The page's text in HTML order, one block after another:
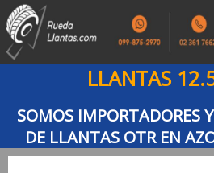
LLANTAS
SOMOS IMPORTADORES
DE LLANTAS OTR EN